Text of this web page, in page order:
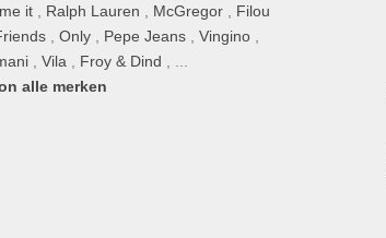
it
Ralph Lauren McGregor
Filou
,Only Pepe Jeans ,Vingino
,Vila Froy & Dind
alle merken